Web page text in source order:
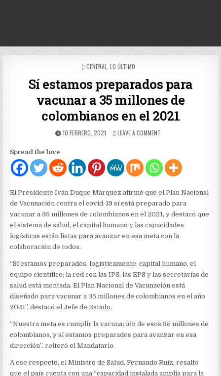
POSTED
GENERAL LO ÚLTIMO
Sí estamos preparados para
vacunar a 35 millones de
colombianos en el 2021
PUBLISHED
10 FEBRERO, 2021 LEAVE A COMMENT
PREPARADOS
PARA
VACUNAR
35
MILLONES
DE
COLOMBIANOS
EN
EL
Spread the love
El Presidente Iván Duque Márquez afirmó que el Plan Nacional
de Vacunación contra el covid-19 sí está preparado para
vacunar a 35 millones de colombianos en el 2021, y destacó que
el sistema de salud, el capital humano y las capacidades
logísticas están listas para avanzar en esa meta con la
colaboración de todos.
“Sí estamos preparados, logísticamente, capital humano, el
equipo científico; la red con las IPS, las EPS y las secretarías de
salud está montada. El Plan Nacional de Vacunación está
diseñado para vacunar a 35 millones de colombianos en el año
2021”, destacó el Jefe de Estado.
“Nuestra meta es cumplir la vacunación de esos 35 millones de
colombianos, y sí estamos preparados para avanzar en esa
dirección”, reiteró el Mandatario.
A ese respecto, el Ministro de Salud, Fernando Ruiz, resaltó
que el país cuenta con una “capacidad instalada amplia para la